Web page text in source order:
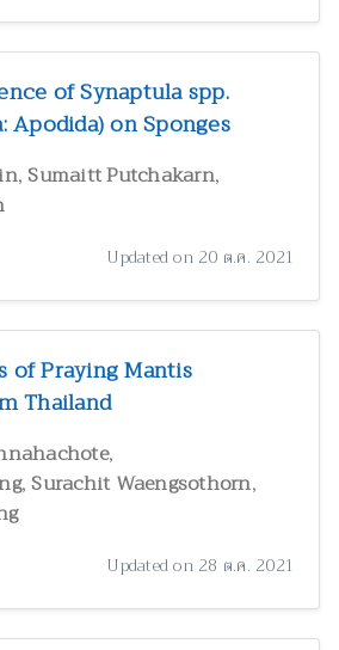
of Synaptula spp.
Apodida) on Sponges
, Sumaitt Putchakarn,
Updated on 20 ต.ค. 2021
of Praying Mantis
Thailand
,
, Surachit Waengsothorn,
Updated on 28 ต.ค. 2021